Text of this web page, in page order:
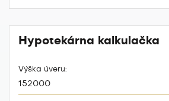
Hypotekárna kalkulačka
Výška úveru: